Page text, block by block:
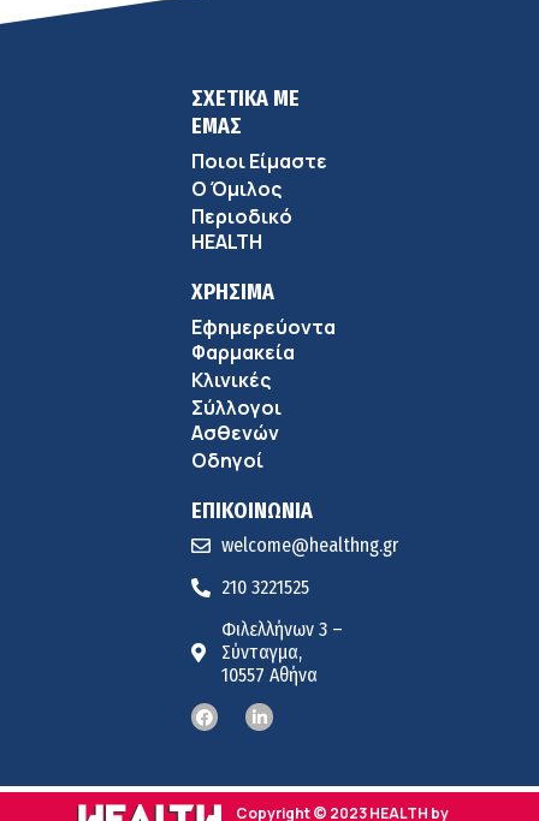
ΣΧΕΤΙΚΑ ΜΕ
ΕΜΑΣ
Ποιοι Είμαστε
Ο Όμιλος
Περιοδικό
HEALTH
ΧΡΗΣΙΜΑ
Εφημερεύοντα
Φαρμακεία
Κλινικές
Σύλλογοι
Ασθενών
Οδηγοί
ΕΠΙΚΟΙΝΩΝΙΑ
welcome@healthng.gr
210 3221525
Φιλελλήνων 3 –
Σύνταγμα,
10557 Αθήνα
Copyright © 2023 HEALTH by